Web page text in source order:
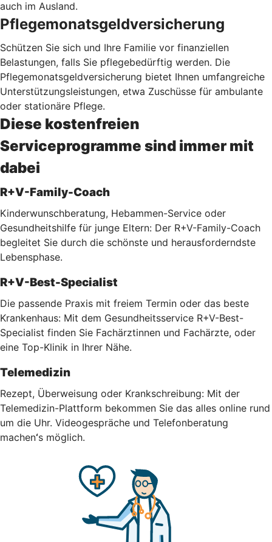
auch im Ausland.
Pflegemonatsgeldversicherung
Schützen Sie sich und Ihre Familie vor finanziellen
Belastungen, falls Sie pflegebedürftig werden. Die
Pflegemonatsgeldversicherung bietet Ihnen umfangreiche
Unterstützungsleistungen, etwa Zuschüsse für ambulante
oder stationäre Pflege.
Diese kostenfreien
Serviceprogramme sind immer mit
dabei
R+V-Family-Coach
Kinderwunschberatung, Hebammen-Service oder
Gesundheitshilfe für junge Eltern: Der R+V-Family-Coach
begleitet Sie durch die schönste und herausforderndste
Lebensphase.
R+V-Best-Specialist
Die passende Praxis mit freiem Termin oder das beste
Krankenhaus: Mit dem Gesundheitsservice R+V-Best-
Specialist finden Sie Fachärztinnen und Fachärzte, oder
eine Top-Klinik in Ihrer Nähe.
Telemedizin
Rezept, Überweisung oder Krankschreibung: Mit der
Telemedizin-Plattform bekommen Sie das alles online rund
um die Uhr. Videogespräche und Telefonberatung
machen‘s möglich.